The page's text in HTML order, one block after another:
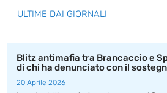
ULTIME DAI GIORNALI
Blitz antimafia tra Brancaccio e
di chi ha denunciato con il
20 Aprile 2026